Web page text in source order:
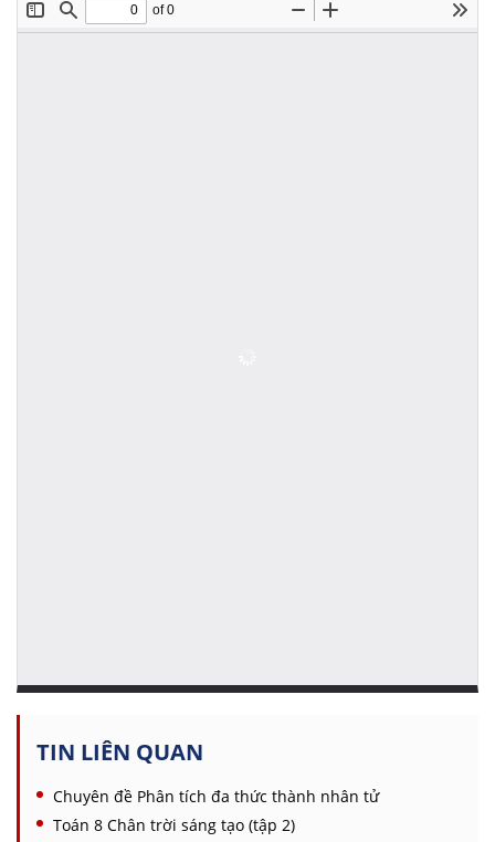
TIN LIÊN QUAN
Chuyên đề Phân tích đa thức thành nhân tử
Toán 8 Chân trời sáng tạo (tập 2)